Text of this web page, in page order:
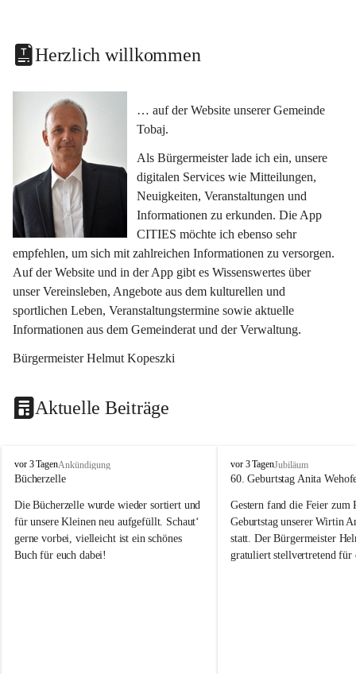
Herzlich willkommen
… auf der Website unserer Gemeinde
Tobaj.
Als Bürgermeister lade ich ein, unsere
digitalen Services wie Mitteilungen,
Neuigkeiten, Veranstaltungen und
Informationen zu erkunden. Die App
CITIES möchte ich ebenso sehr
empfehlen, um sich mit zahlreichen Informationen zu versorgen.
Auf der Website und in der App gibt es Wissenswertes über
unser Vereinsleben, Angebote aus dem kulturellen und
sportlichen Leben, Veranstaltungstermine sowie aktuelle
Informationen aus dem Gemeinderat und der Verwaltung.
Bürgermeister Helmut Kopeszki
Aktuelle Beiträge
T
o
a
j
vor 3 TagenAnkündigung
Bücherzelle
Die Bücherzelle wurde wieder sortiert und
für unsere Kleinen neu aufgefüllt. Schaut‘
gerne vorbei, vielleicht ist ein schönes
Buch für euch dabei!
T
o
a
j
vor 3 TagenJubiläum
60. Geburtstag Anita
Gestern fand die Feier zum
Geburtstag unserer Wirtin
statt. Der Bürgermeister
gratuliert stellvertretend für